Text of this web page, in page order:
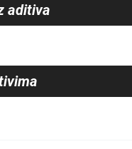
aditiva